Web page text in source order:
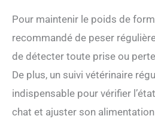
Pour maintenir le poids de
recommandé de peser
de détecter toute prise ou
De plus, un suivi vétérinaire
indispensable pour vérifier
chat et ajuster son